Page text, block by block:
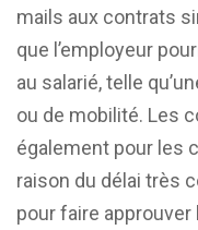
mails aux contrats
que l’employeur
au salarié, telle
ou de mobilité. Les
également pour les
raison du délai très
pour faire